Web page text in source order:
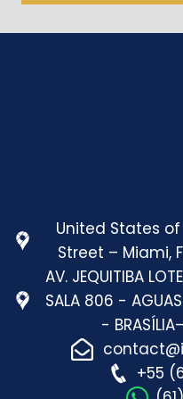
United States
Street – Miami,
AV. JEQUITIBA
SALA 806 -
-
+55